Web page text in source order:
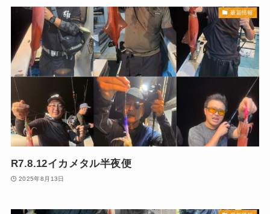
最新情報
R7.8.12イカメタル半夜便
2025年8月13日